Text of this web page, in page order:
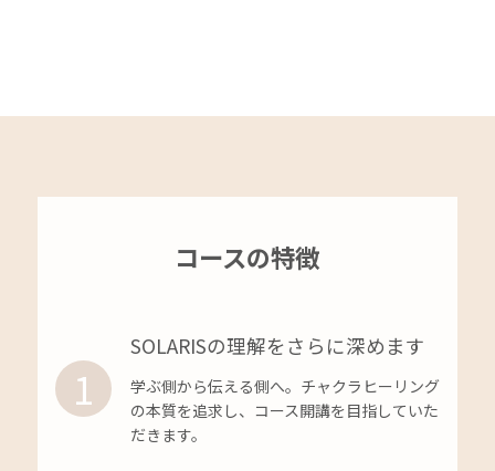
コースの特徴
SOLARISの理解をさらに深めます
学ぶ側から伝える側へ。チャクラヒーリング
の本質を追求し、コース開講を目指していた
だきます。
1